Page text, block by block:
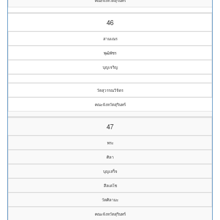
46
สามเณร
พุฒิพัชร
บุญเจริญ
วัดสุวรรณวิจิตร
คณะจังหวัดสุรินทร์
47
พระ
ศิลา
บุญเสร็จ
สีลเตโช
วัดศิลามะ
คณะจังหวัดสุรินทร์